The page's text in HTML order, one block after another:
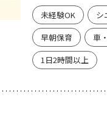
未経験OK シ
早朝保育
車
1日2時間以上